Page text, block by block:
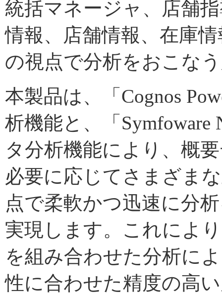
統括マネージャ、店舗
情報、店舗情報、在庫
の視点で分析をおこな
本製品は、「Cognos
析機能と、「Symfoware
タ分析機能により、概
必要に応じてさまざま
点で柔軟かつ迅速に分
実現します。これによ
を組み合わせた分析に
性に合わせた精度の高